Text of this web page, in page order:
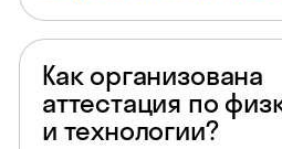
Как организована
аттестация по
и технологии?